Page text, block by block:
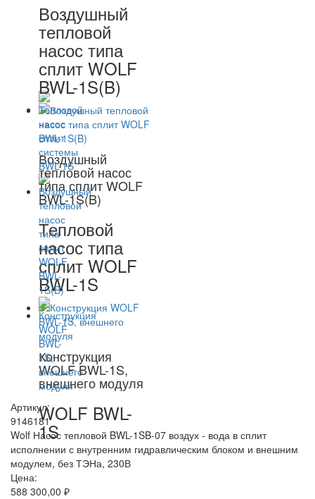
Воздушный
тепловой
насос типа
сплит WOLF
BWL-1S(B)
Воздушный
тепловой насос
типа сплит WOLF
BWL-1S(B)
Тепловой
насос типа
сплит WOLF
BWL-1S
Конструкция
WOLF BWL-1S,
внешнего модуля
WOLF BWL-
1S
Артикул:
9146181
Wolf Насос тепловой BWL-1SB-07 воздух - вода в сплит
исполнении с внутренним гидравлическим блоком и внешним
модулем, без ТЭНа, 230В
Цена:
588 300,00 ₽